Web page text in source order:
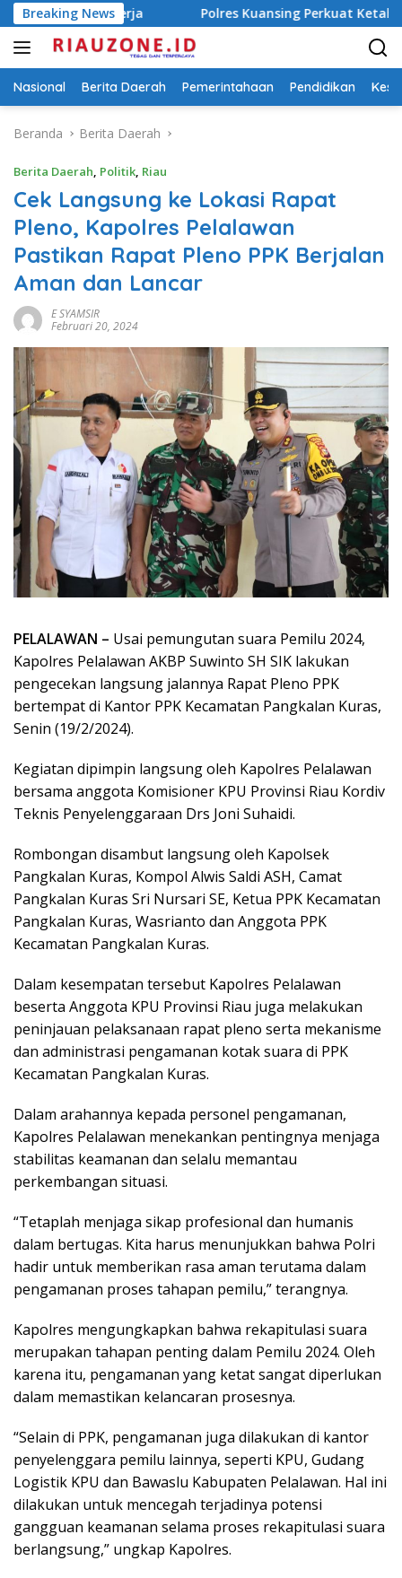
Langsung
ke
konten
Breaking NewsPolres Kuansing Perkuat Ketahanan Pangan,
Nasional Berita Daerah Pemerintahaan Pendidikan
Beranda Berita Daerah
Berita Daerah, Politik, Riau
Cek Langsung ke Lokasi Rapat
Pleno, Kapolres Pelalawan
Pastikan Rapat Pleno PPK Berjalan
Aman dan Lancar
E SYAMSIR
Februari 20, 2024
PELALAWAN – Usai pemungutan suara Pemilu 2024,
Kapolres Pelalawan AKBP Suwinto SH SIK lakukan
pengecekan langsung jalannya Rapat Pleno PPK
bertempat di Kantor PPK Kecamatan Pangkalan Kuras,
Senin (19/2/2024).
Kegiatan dipimpin langsung oleh Kapolres Pelalawan
bersama anggota Komisioner KPU Provinsi Riau Kordiv
Teknis Penyelenggaraan Drs Joni Suhaidi.
Rombongan disambut langsung oleh Kapolsek
Pangkalan Kuras, Kompol Alwis Saldi ASH, Camat
Pangkalan Kuras Sri Nursari SE, Ketua PPK Kecamatan
Pangkalan Kuras, Wasrianto dan Anggota PPK
Kecamatan Pangkalan Kuras.
Dalam kesempatan tersebut Kapolres Pelalawan
beserta Anggota KPU Provinsi Riau juga melakukan
peninjauan pelaksanaan rapat pleno serta mekanisme
dan administrasi pengamanan kotak suara di PPK
Kecamatan Pangkalan Kuras.
Dalam arahannya kepada personel pengamanan,
Kapolres Pelalawan menekankan pentingnya menjaga
stabilitas keamanan dan selalu memantau
perkembangan situasi.
“Tetaplah menjaga sikap profesional dan humanis
dalam bertugas. Kita harus menunjukkan bahwa Polri
hadir untuk memberikan rasa aman terutama dalam
pengamanan proses tahapan pemilu,” terangnya.
Kapolres mengungkapkan bahwa rekapitulasi suara
merupakan tahapan penting dalam Pemilu 2024. Oleh
karena itu, pengamanan yang ketat sangat diperlukan
dalam memastikan kelancaran prosesnya.
“Selain di PPK, pengamanan juga dilakukan di kantor
penyelenggara pemilu lainnya, seperti KPU, Gudang
Logistik KPU dan Bawaslu Kabupaten Pelalawan. Hal ini
dilakukan untuk mencegah terjadinya potensi
gangguan keamanan selama proses rekapitulasi suara
berlangsung,” ungkap Kapolres.